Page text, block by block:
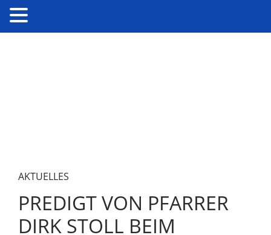
AKTUELLES
PREDIGT VON PFARRER
DIRK STOLL BEIM